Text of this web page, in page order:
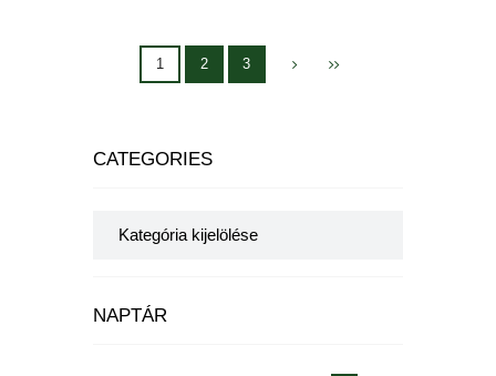
1 2 3
CATEGORIES
NAPTÁR